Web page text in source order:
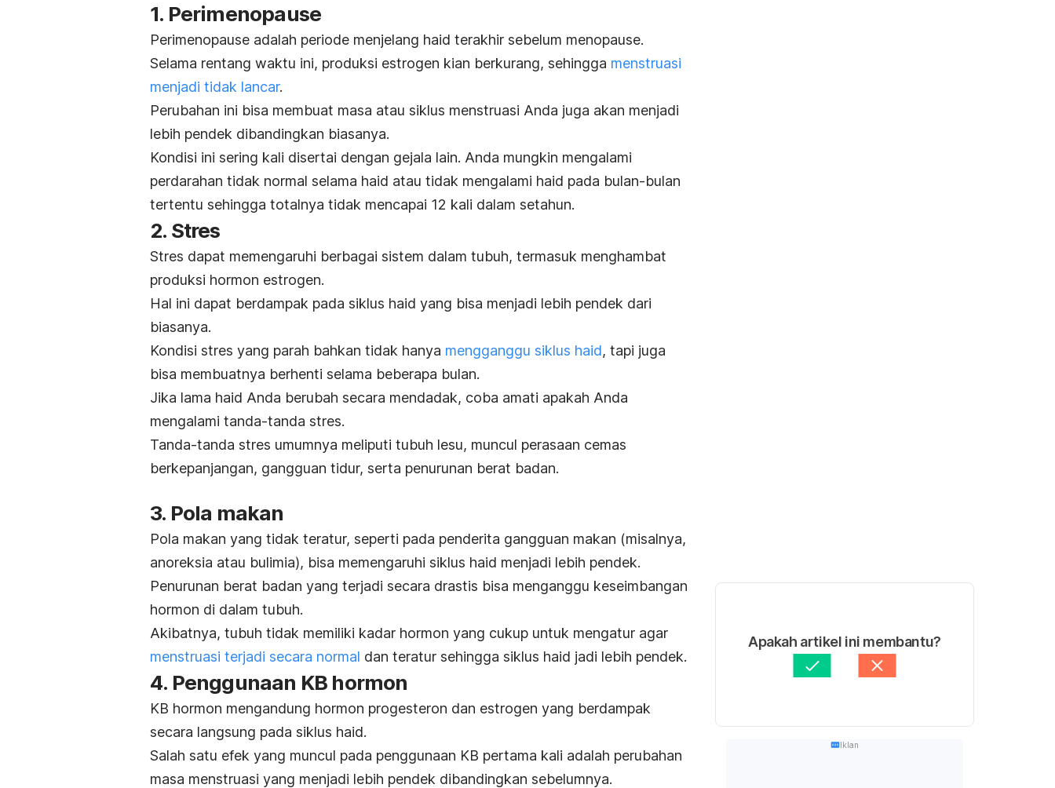
1. Perimenopause
Perimenopause adalah periode menjelang haid terakhir sebelum menopause.
Selama rentang waktu ini, produksi estrogen kian berkurang, sehingga menstruasi
menjadi tidak lancar.
Perubahan ini bisa membuat masa atau siklus menstruasi Anda juga akan menjadi
lebih pendek dibandingkan biasanya.
Kondisi ini sering kali disertai dengan gejala lain. Anda mungkin mengalami
perdarahan tidak normal selama haid atau tidak mengalami haid pada bulan-bulan
tertentu sehingga totalnya tidak mencapai 12 kali dalam setahun.
2. Stres
Stres dapat memengaruhi berbagai sistem dalam tubuh, termasuk menghambat
produksi hormon estrogen.
Hal ini dapat berdampak pada siklus haid yang bisa menjadi lebih pendek dari
biasanya.
Kondisi stres yang parah bahkan tidak hanya mengganggu siklus haid, tapi juga
bisa membuatnya berhenti selama beberapa bulan.
Jika lama haid Anda berubah secara mendadak, coba amati apakah Anda
mengalami tanda-tanda stres.
Tanda-tanda stres umumnya meliputi tubuh lesu, muncul perasaan cemas
berkepanjangan, gangguan tidur, serta penurunan berat badan.
3. Pola makan
Pola makan yang tidak teratur, seperti pada penderita gangguan makan (misalnya,
anoreksia atau bulimia), bisa memengaruhi siklus haid menjadi lebih pendek.
Penurunan berat badan yang terjadi secara drastis bisa menganggu keseimbangan
hormon di dalam tubuh.
Akibatnya, tubuh tidak memiliki kadar hormon yang cukup untuk mengatur agar
menstruasi terjadi secara normal dan teratur sehingga siklus haid jadi lebih pendek.
4. Penggunaan KB hormon
KB hormon mengandung hormon progesteron dan estrogen yang berdampak
secara langsung pada siklus haid.
Salah satu efek yang muncul pada penggunaan KB pertama kali adalah perubahan
masa menstruasi yang menjadi lebih pendek dibandingkan sebelumnya.
Apakah artikel ini membantu?
Iklan